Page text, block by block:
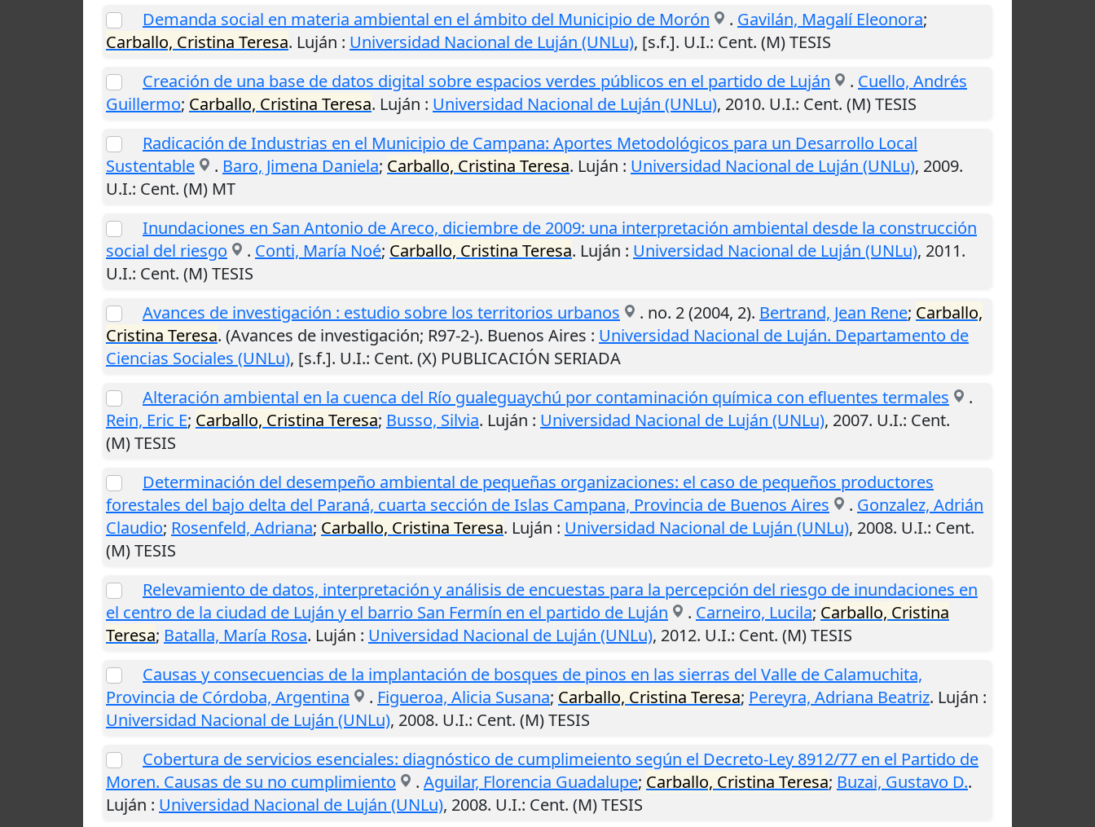
Demanda social en materia ambiental en el ámbito del Municipio de Morón
. Gavilán, Magalí Eleonora;
Carballo, Cristina Teresa. Luján : Universidad Nacional de Luján (UNLu), [s.f.]. U.I.: Cent. (M) TESIS
Creación de una base de datos digital sobre espacios verdes públicos en el partido de Luján
. Cuello, Andrés
Guillermo; Carballo, Cristina Teresa. Luján : Universidad Nacional de Luján (UNLu), 2010. U.I.: Cent. (M) TESIS
Radicación de Industrias en el Municipio de Campana: Aportes Metodológicos para un Desarrollo Local
Sustentable
. Baro, Jimena Daniela; Carballo, Cristina Teresa. Luján : Universidad Nacional de Luján (UNLu), 2009.
U.I.: Cent. (M) MT
Inundaciones en San Antonio de Areco, diciembre de 2009: una interpretación ambiental desde la construcción
social del riesgo
. Conti, María Noé; Carballo, Cristina Teresa. Luján : Universidad Nacional de Luján (UNLu), 2011.
U.I.: Cent. (M) TESIS
Avances de investigación : estudio sobre los territorios urbanos
. no. 2 (2004, 2). Bertrand, Jean Rene; Carballo,
Cristina Teresa. (Avances de investigación; R97-2-). Buenos Aires : Universidad Nacional de Luján. Departamento de
Ciencias Sociales (UNLu), [s.f.]. U.I.: Cent. (X) PUBLICACIÓN SERIADA
Alteración ambiental en la cuenca del Río gualeguaychú por contaminación química con efluentes termales
.
Rein, Eric E; Carballo, Cristina Teresa; Busso, Silvia. Luján : Universidad Nacional de Luján (UNLu), 2007. U.I.: Cent.
(M) TESIS
Determinación del desempeño ambiental de pequeñas organizaciones: el caso de pequeños productores
forestales del bajo delta del Paraná, cuarta sección de Islas Campana, Provincia de Buenos Aires
. Gonzalez, Adrián
Claudio; Rosenfeld, Adriana; Carballo, Cristina Teresa. Luján : Universidad Nacional de Luján (UNLu), 2008. U.I.: Cent.
(M) TESIS
Relevamiento de datos, interpretación y análisis de encuestas para la percepción del riesgo de inundaciones en
el centro de la ciudad de Luján y el barrio San Fermín en el partido de Luján
. Carneiro, Lucila; Carballo, Cristina
Teresa; Batalla, María Rosa. Luján : Universidad Nacional de Luján (UNLu), 2012. U.I.: Cent. (M) TESIS
Causas y consecuencias de la implantación de bosques de pinos en las sierras del Valle de Calamuchita,
Provincia de Córdoba, Argentina
. Figueroa, Alicia Susana; Carballo, Cristina Teresa; Pereyra, Adriana Beatriz. Luján :
Universidad Nacional de Luján (UNLu), 2008. U.I.: Cent. (M) TESIS
Cobertura de servicios esenciales: diagnóstico de cumplimeiento según el Decreto-Ley 8912/77 en el Partido de
Moren. Causas de su no cumplimiento
. Aguilar, Florencia Guadalupe; Carballo, Cristina Teresa; Buzai, Gustavo D..
Luján : Universidad Nacional de Luján (UNLu), 2008. U.I.: Cent. (M) TESIS